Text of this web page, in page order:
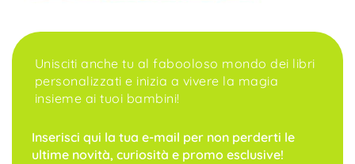
Unisciti anche tu al fabooloso mondo dei libri
personalizzati e inizia a vivere la magia
insieme ai tuoi bambini!
Inserisci qui la tua e-mail per non perderti le
ultime novità, curiosità e promo esclusive!